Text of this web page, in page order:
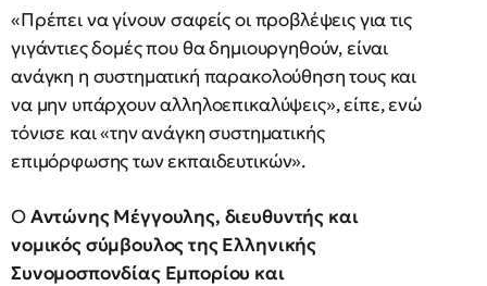
«Πρέπει να γίνουν σαφείς οι προβλέψεις για τις
γιγάντιες δομές που θα δημιουργηθούν, είναι
ανάγκη η συστηματική παρακολούθηση τους και
να μην υπάρχουν αλληλοεπικαλύψεις», είπε, ενώ
τόνισε και «την ανάγκη συστηματικής
επιμόρφωσης των εκπαιδευτικών».
ΟΑντώνης Μέγγουλης, διευθυντής και
νομικός σύμβουλος της Ελληνικής
Συνομοσπονδίας Εμπορίου και